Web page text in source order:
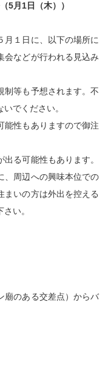
5月1日（木））
月１日に、以下の場所に
会などが行われる見込み
制等も予想されます。不
でください。
能性もありますので御注
る可能性もあります。
、周辺への興味本位での
まいの方は外出を控える
い。
廟のある交差点）からバ